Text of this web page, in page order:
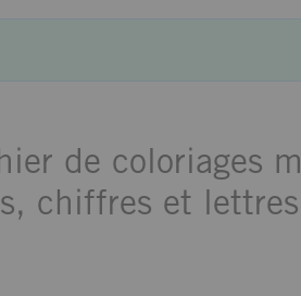
de coloriages
chiffres et lettres